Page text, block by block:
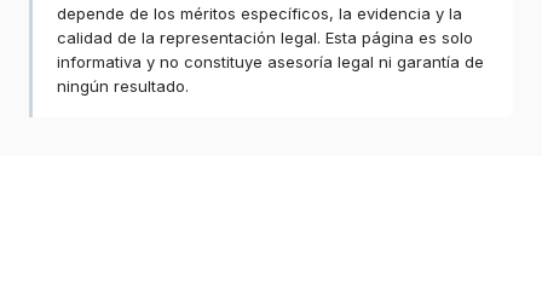
depende de los méritos específicos, la evidencia y la
calidad de la representación legal. Esta página es solo
informativa y no constituye asesoría legal ni garantía de
ningún resultado.